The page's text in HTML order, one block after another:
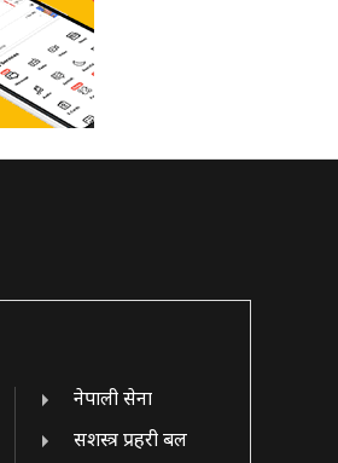
नेपाली सेना
सशस्त्र प्रहरी बल